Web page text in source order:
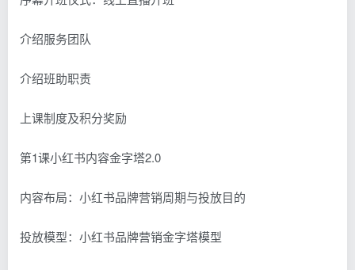
介绍服务团队
介绍班助职责
上课制度及积分奖励
第1课小红书内容金字塔2.0
内容布局：小红书品牌营销周期与投放目的
投放模型：小红书品牌营销金字塔模型